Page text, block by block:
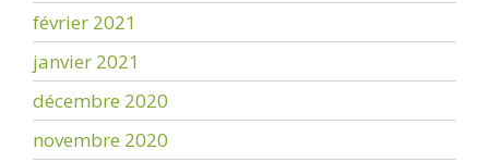
février 2021
janvier 2021
décembre 2020
novembre 2020